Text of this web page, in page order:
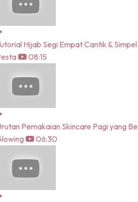
Hijab Segi Empat Cantik &
08:15
Pemakaian Skincare Pagi yang
06:30